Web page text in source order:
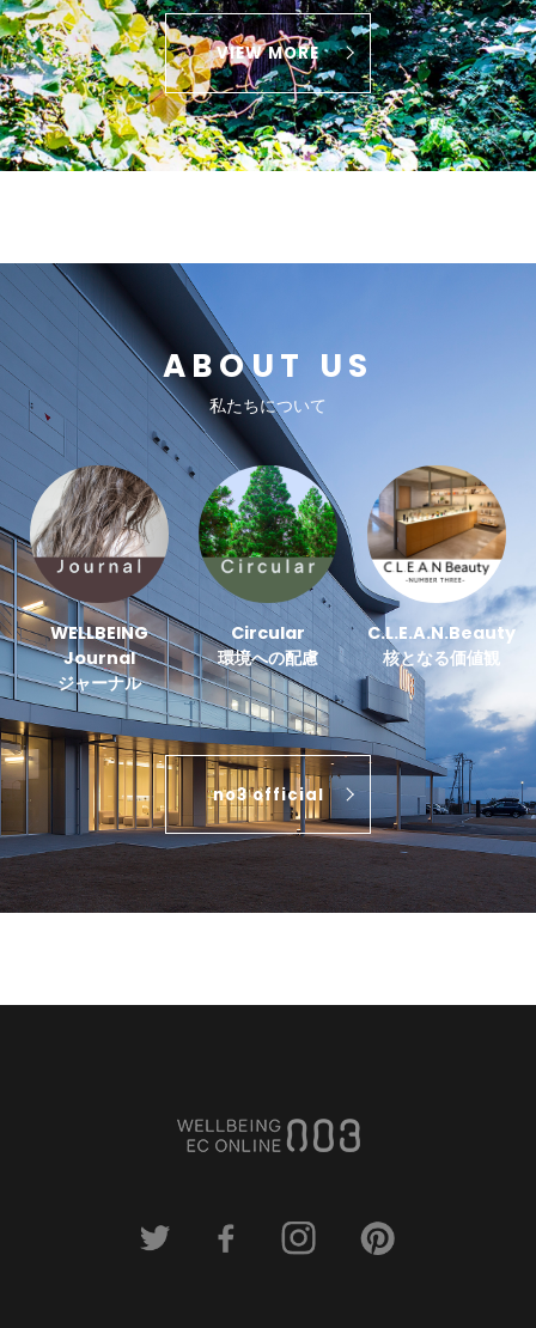
VIEW MORE
ABOUT US
私たちについて
WELLBEING
Journal
ジャーナル
Circular
環境への配慮
C.L.E.A.N.Beauty
核となる価値観
no3 official